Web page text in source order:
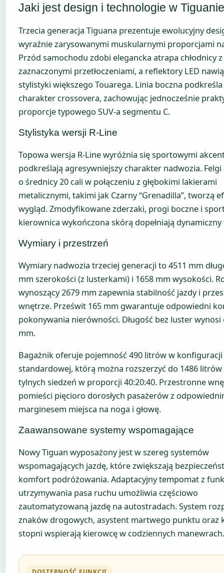
Jaki jest design i technologie w
Trzecia generacja Tiguana prezentuje ewolucyjny
wyraźnie zarysowanymi muskularnymi proporcjami
Przód samochodu zdobi elegancka atrapa chłodnicy
zaznaczonymi przetłoczeniami, a reflektory LED
stylistyki większego Touarega. Linia boczna
charakter crossovera, zachowując jednocześnie
proporcje typowego SUV-a segmentu C.
Stylistyka wersji R-Line
Topowa wersja R-Line wyróżnia się sportowymi
podkreślają agresywniejszy charakter nadwozia.
o średnicy 20 cali w połączeniu z głębokimi lakierami
metalicznymi, takimi jak Czarny “Grenadilla”, tworzą
wygląd. Zmodyfikowane zderzaki, progi boczne i
kierownica wykończona skórą dopełniają
Wymiary i przestrzeń
Wymiary nadwozia trzeciej generacji to 4511 mm
mm szerokości (z lusterkami) i 1658 mm wysokości.
wynoszący 2679 mm zapewnia stabilność jazdy i
wnętrze. Prześwit 165 mm gwarantuje odpowiedni
pokonywania nierówności. Długość bez luster wynosi
mm.
Bagażnik oferuje pojemność 490 litrów w konfiguracji
standardowej, którą można rozszerzyć do 1486 litrów
tylnych siedzeń w proporcji 40:20:40. Przestronne
pomieści pięcioro dorosłych pasażerów z
marginesem miejsca na noga i głowę.
Zaawansowane systemy wspomagające
Nowy Tiguan wyposażony jest w szereg systemów
wspomagających jazdę, które zwiększają
komfort podróżowania. Adaptacyjny tempomat z
utrzymywania pasa ruchu umożliwia częściowo
zautomatyzowaną jazdę na autostradach. System
znaków drogowych, asystent martwego punktu oraz
stopni wspierają kierowcę w codziennych manewrach.